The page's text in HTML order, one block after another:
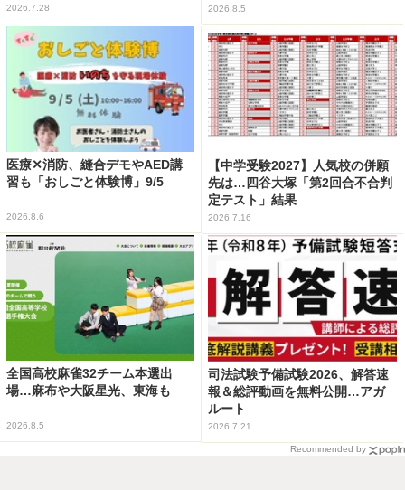
2026.7.28 2026.8.5
医療✕消防、縫合デモやAED講
習も「おしごと体験博」9/5
2026.8.6
【中学受験2027】人気校の併願
先は…四谷大塚「第2回合不合判
定テスト」結果
2026.7.16
全国高校麻雀32チーム本選出
場…麻布や大阪星光、東海も
2026.8.5
司法試験予備試験2026、解答速
報＆総評動画を無料公開…アガ
ルート
2026.7.21
Recommended by